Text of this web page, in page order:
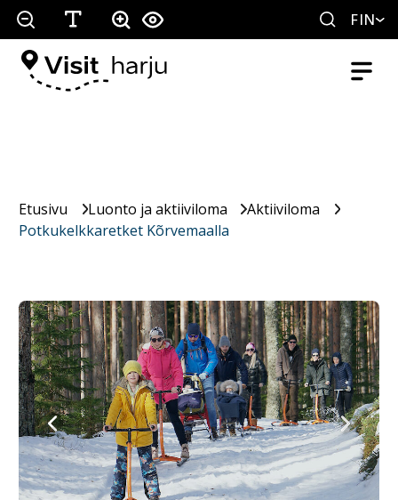
FIN
Etusivu Luonto ja aktiiviloma
Aktiiviloma
Potkukelkkaretket Kõrvemaalla